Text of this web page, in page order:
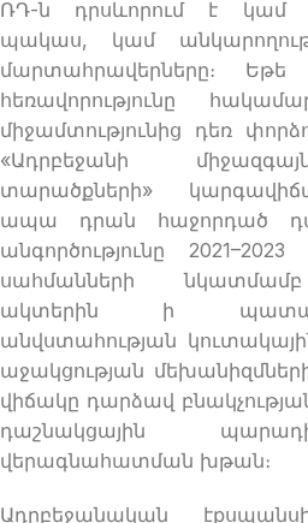
ՌԴ-ն դրսևորում է կամ
պակաս, կամ
մարտահրավերները։
հեռավորությունը
միջամտությունից դեռ
«Ադրբեջանի
տարածքների»
ապա դրան հաջորդած
անգործությունը
սահմանների նկատմամբ
ակտերին ի
անվստահության
աջակցության
վիճակը դարձավ
դաշնակցային
վերագնահատման խթան։
Ադրբեջանական